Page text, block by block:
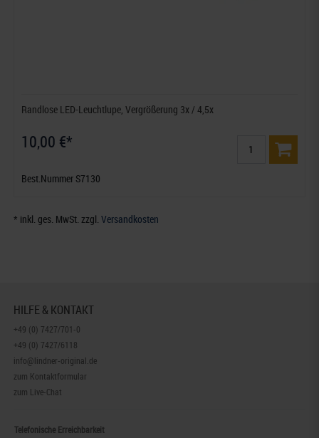
Randlose LED-Leuchtlupe, Vergrößerung 3x / 4,5x
10,00 €*
Best.Nummer S7130
* inkl. ges. MwSt. zzgl.Versandkosten
HILFE & KONTAKT
+49 (0) 7427/701-0
+49 (0) 7427/6118
info@lindner-original.de
zum Kontaktformular
zum Live-Chat
Telefonische Erreichbarkeit